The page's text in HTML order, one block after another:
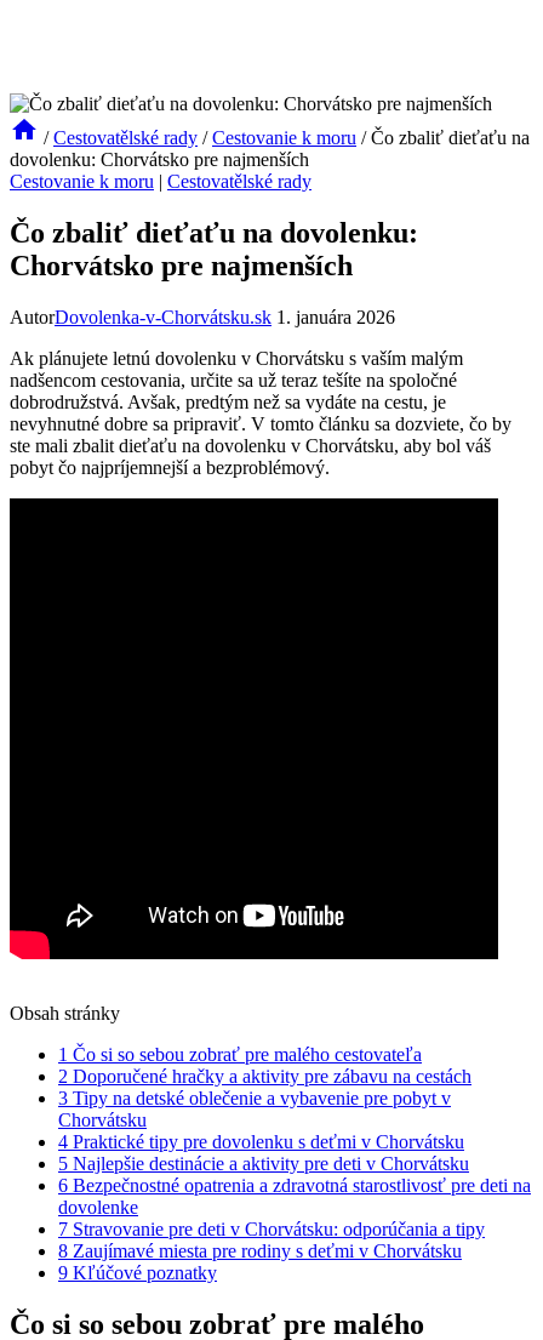
/ Cestovatělské rady / Cestovanie k moru / Čo zbaliť dieťaťu na
dovolenku: Chorvátsko pre najmenších
Cestovanie k moru | Cestovatělské rady
Čo zbaliť dieťaťu na dovolenku:
Chorvátsko pre najmenších
AutorDovolenka-v-Chorvátsku.sk 1. januára 2026
Ak plánujete letnú dovolenku v Chorvátsku s vaším malým
nadšencom cestovania, určite sa už teraz tešíte na spoločné
dobrodružstvá. Avšak, predtým než sa vydáte na cestu, je
nevyhnutné dobre sa pripraviť. V tomto článku sa dozviete, čo by
ste mali zbalit dieťaťu na dovolenku v Chorvátsku, aby bol váš
pobyt čo najpríjemnejší a bezproblémový.
Obsah stránky
1 Čo si so sebou zobrať pre malého cestovateľa
2 Doporučené hračky a aktivity pre zábavu na cestách
3 Tipy na detské oblečenie a vybavenie pre pobyt v
Chorvátsku
4 Praktické tipy pre dovolenku s deťmi v Chorvátsku
5 Najlepšie destinácie a aktivity pre deti v Chorvátsku
6 Bezpečnostné opatrenia a zdravotná starostlivosť pre deti na
dovolenke
7 Stravovanie pre deti v Chorvátsku: odporúčania a tipy
8 Zaujímavé miesta pre rodiny s deťmi v Chorvátsku
9 Kľúčové poznatky
Čo si so sebou zobrať pre malého